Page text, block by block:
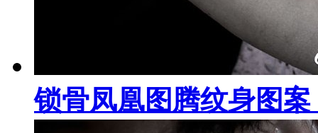
锁骨凤凰图腾纹身图案